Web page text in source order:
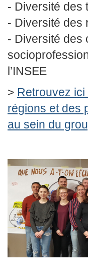
- Diversité des
- Diversité des
- Diversité des
l’INSEE
> Retrouvez
régions et des
au sein du